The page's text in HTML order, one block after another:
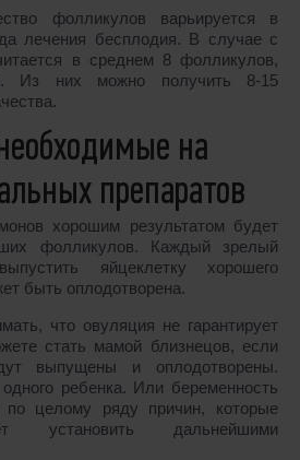
фолликулов варьируется в
лечения бесплодия. В случае с
в среднем 8 фолликулов,
Из них можно получить 8-15
на
препаратов
хорошим результатом будет
фолликулов. Каждый зрелый
яйцеклетку хорошего
быть оплодотворена.
что овуляция не гарантирует
стать мамой близнецов, если
выпущены и оплодотворены.
ребенка. Или беременность
целому ряду причин, которые
установить дальнейшими